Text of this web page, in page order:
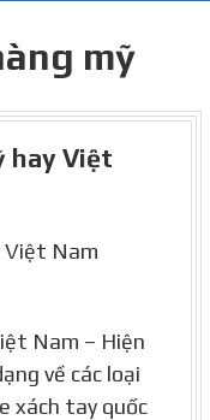
mỹ
hay Việt
Nam – Hiện
về các loại
xách tay quốc